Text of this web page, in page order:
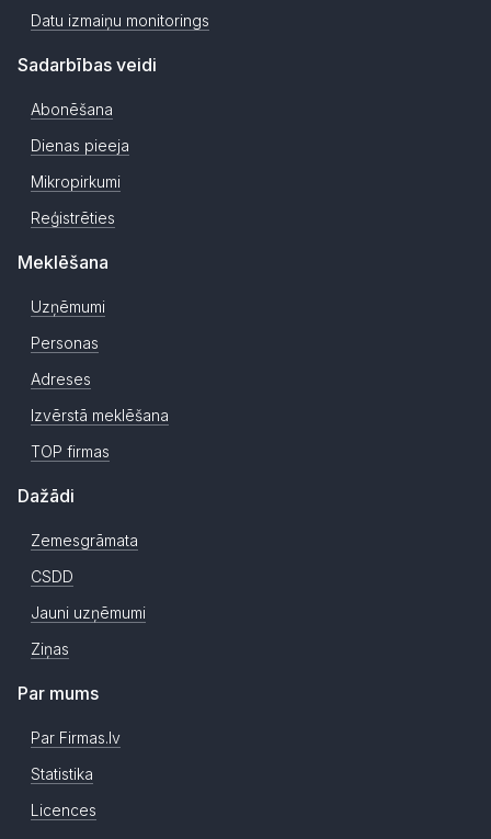
Datu izmaiņu monitorings
Sadarbības veidi
Abonēšana
Dienas pieeja
Mikropirkumi
Reģistrēties
Meklēšana
Uzņēmumi
Personas
Adreses
Izvērstā meklēšana
TOP firmas
Dažādi
Zemesgrāmata
CSDD
Jauni uzņēmumi
Ziņas
Par mums
Par Firmas.lv
Statistika
Licences